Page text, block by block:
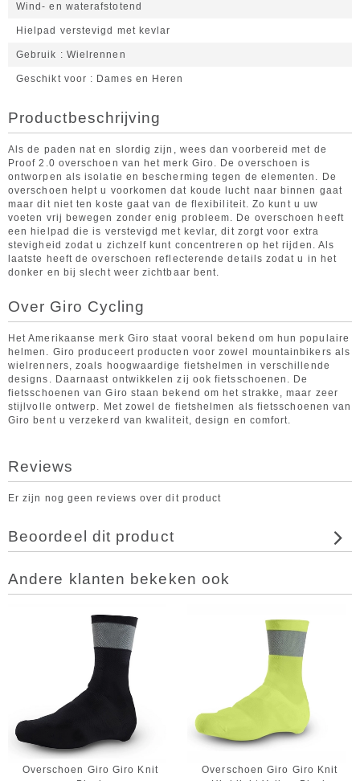
Wind- en waterafstotend
Hielpad verstevigd met kevlar
Gebruik Wielrennen
Geschikt voor Dames en Heren
Productbeschrijving
Als de paden nat en slordig zijn, wees dan voorbereid met de
Proof 2.0 overschoen van het merk Giro. De overschoen is
ontworpen als isolatie en bescherming tegen de elementen. De
overschoen helpt u voorkomen dat koude lucht naar binnen gaat
maar dit niet ten koste gaat van de flexibiliteit. Zo kunt u uw
voeten vrij bewegen zonder enig probleem. De overschoen heeft
een hielpad die is verstevigd met kevlar, dit zorgt voor extra
stevigheid zodat u zichzelf kunt concentreren op het rijden. Als
laatste heeft de overschoen reflecterende details zodat u in het
donker en bij slecht weer zichtbaar bent.
Over Giro Cycling
Het Amerikaanse merk Giro staat vooral bekend om hun populaire
helmen. Giro produceert producten voor zowel mountainbikers als
wielrenners, zoals hoogwaardige fietshelmen in verschillende
designs. Daarnaast ontwikkelen zij ook fietsschoenen. De
fietsschoenen van Giro staan bekend om het strakke, maar zeer
stijlvolle ontwerp. Met zowel de fietshelmen als fietsschoenen van
Giro bent u verzekerd van kwaliteit, design en comfort.
Reviews
Er zijn nog geen reviews over dit product
Beoordeel dit product
Andere klanten bekeken ook
Overschoen Giro Giro Knit
Overschoen Giro Giro Knit